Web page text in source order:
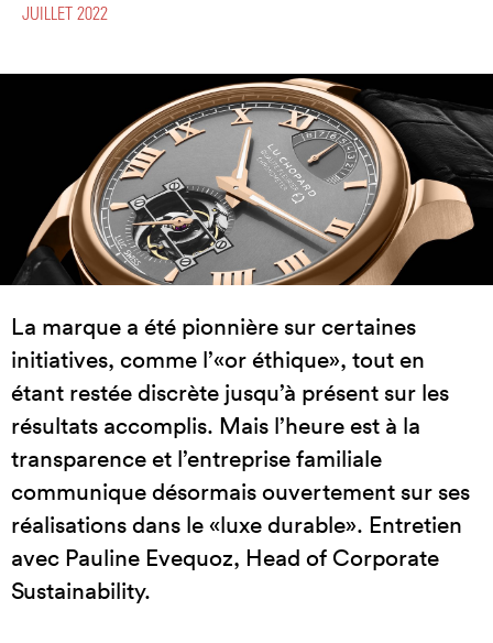
JUILLET 2022
La marque a été pionnière sur certaines
initiatives, comme l’«or éthique», tout en
étant restée discrète jusqu’à présent sur les
résultats accomplis. Mais l’heure est à la
transparence et l’entreprise familiale
communique désormais ouvertement sur ses
réalisations dans le «luxe durable». Entretien
avec Pauline Evequoz, Head of Corporate
Sustainability.